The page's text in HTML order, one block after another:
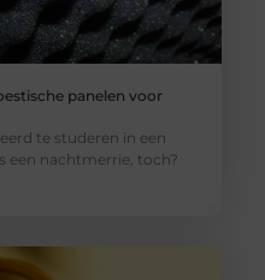
panelen voor
te studeren in een
een nachtmerrie, toch?